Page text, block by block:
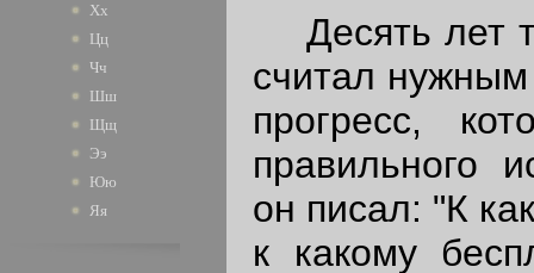
Хх
Цц
Чч
Шш
Щщ
Ээ
Юю
Яя
Десять лет
считал нужным
прогресс,
правильного
он писал: "К
к какому